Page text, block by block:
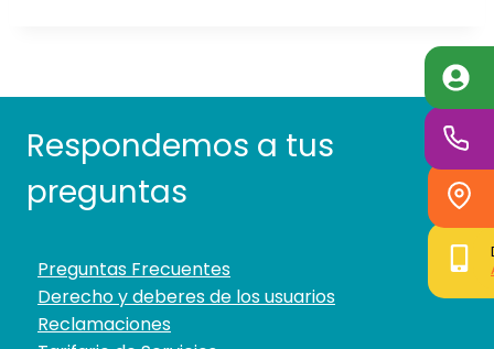
Respondemos a tus
preguntas
Preguntas Frecuentes
Derecho y deberes de los usuarios
Reclamaciones